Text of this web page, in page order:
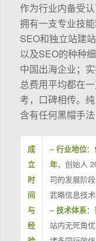
作为行业内备受
拥有一支专业技
SEO和独立站建
以及SEO的种种
中国出海企业；
总费用平均都在
考，口碑相传。
含有任何黑帽手法
成
立
时
间
与
经
–行业地位：
年，创始人
司的发展阶
武略信息技
–技术体系：
站内无死角